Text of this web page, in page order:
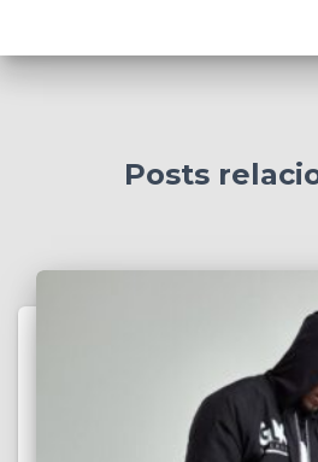
Posts